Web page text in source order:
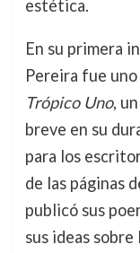
estética.
En su primera
Pereira fue
Trópico Uno,
breve en su
para los
de las páginas
publicó sus
sus ideas